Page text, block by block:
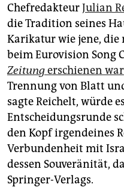
ChefredakteurJulian
die Tradition seines
Karikatur wie jene, die
beim Eurovision Song
Zeitungerschienen war
Trennung von Blatt
sagte Reichelt, würde
Entscheidungsrunde
den Kopf irgendeines
Verbundenheit mit
dessen Souveränität,
Springer-Verlags.